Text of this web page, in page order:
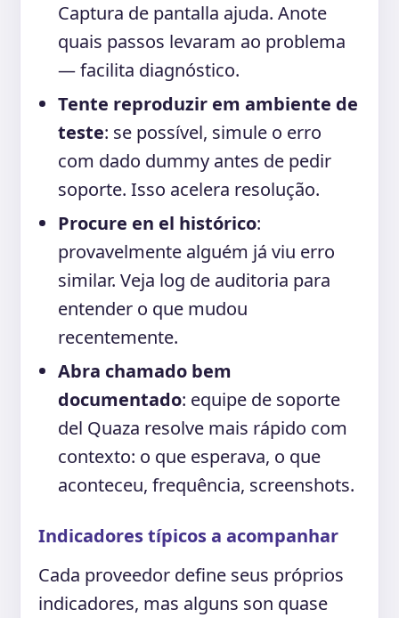
Captura de pantalla ajuda. Anote
quais passos levaram ao problema
— facilita diagnóstico.
Tente reproduzir em ambiente de
teste: se possível, simule o erro
com dado dummy antes de pedir
soporte. Isso acelera resolução.
Procure en el histórico:
provavelmente alguém já viu erro
similar. Veja log de auditoria para
entender o que mudou
recentemente.
Abra chamado bem
documentado: equipe de soporte
del Quaza resolve mais rápido com
contexto: o que esperava, o que
aconteceu, frequência, screenshots.
Indicadores típicos a acompanhar
Cada proveedor define seus próprios
indicadores, mas alguns son quase